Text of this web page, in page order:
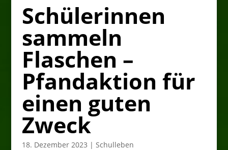
Schülerinnen
sammeln
Flaschen –
Pfandaktion für
einen guten
Zweck
18. Dezember 2023 | Schulleben